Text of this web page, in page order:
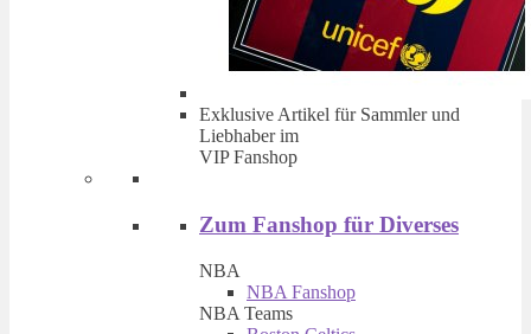
Exklusive Artikel für Sammler und
Liebhaber im
VIP Fanshop
Zum Fanshop für Diverses
NBA
NBA Fanshop
NBA Teams